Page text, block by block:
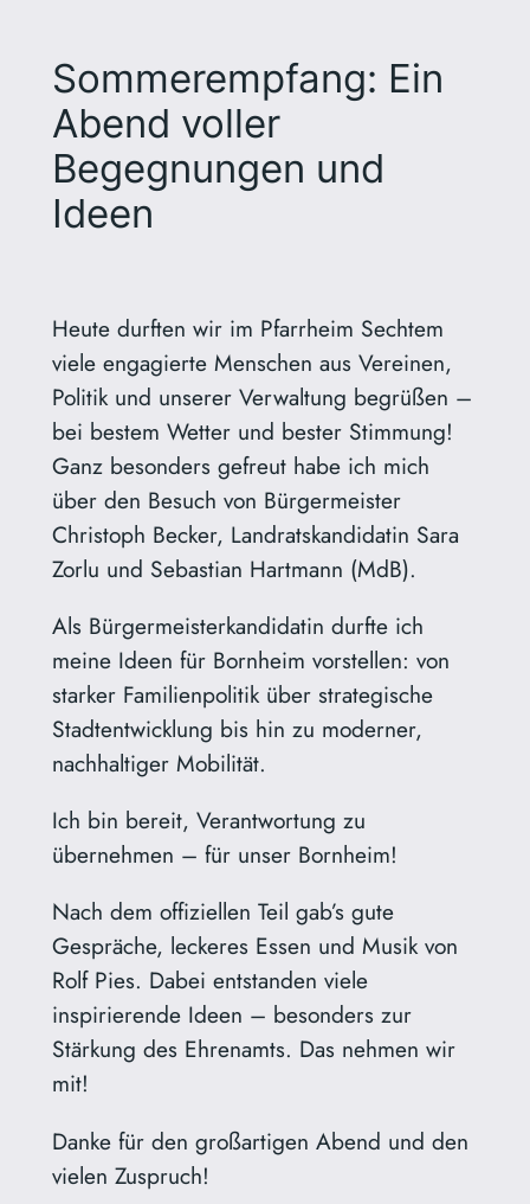
Sommerempfang: Ein
Abend voller
Begegnungen und
Ideen
Heute durften wir im Pfarrheim Sechtem
viele engagierte Menschen aus Vereinen,
Politik und unserer Verwaltung begrüßen –
bei bestem Wetter und bester Stimmung!
Ganz besonders gefreut habe ich mich
über den Besuch von Bürgermeister
Christoph Becker, Landratskandidatin Sara
Zorlu und Sebastian Hartmann (MdB).
Als Bürgermeisterkandidatin durfte ich
meine Ideen für Bornheim vorstellen: von
starker Familienpolitik über strategische
Stadtentwicklung bis hin zu moderner,
nachhaltiger Mobilität.
Ich bin bereit, Verantwortung zu
übernehmen – für unser Bornheim!
Nach dem offiziellen Teil gab’s gute
Gespräche, leckeres Essen und Musik von
Rolf Pies. Dabei entstanden viele
inspirierende Ideen – besonders zur
Stärkung des Ehrenamts. Das nehmen wir
mit!
Danke für den großartigen Abend und den
vielen Zuspruch!